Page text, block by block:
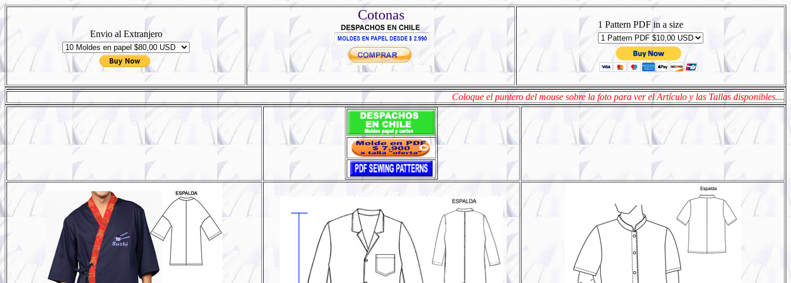
Envio al Extranjero
Cotonas
1 Pattern PDF in a size
Coloque el puntero del mouse sobre la foto para ver el Artículo y las Tallas disponibles.... Haga Click en